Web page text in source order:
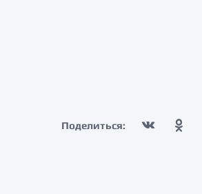
Поделиться: